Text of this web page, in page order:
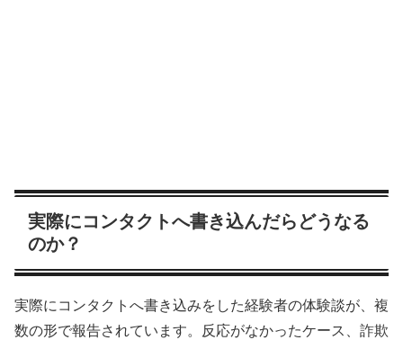
実際にコンタクトへ書き込んだらどうなる
のか？
実際にコンタクトへ書き込みをした経験者の体験談が、複
数の形で報告されています。反応がなかったケース、詐欺